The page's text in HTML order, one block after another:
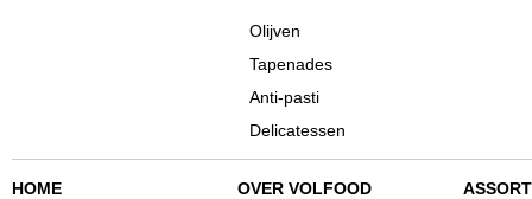
Olijven
Tapenades
Anti-pasti
Delicatessen
HOME
OVER VOLFOOD